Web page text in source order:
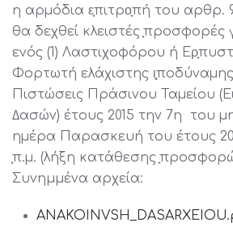
η αρµόδια ε̟πιτρο̟πή του αρθρ.
θα δεχθεί κλειστές ̟προσφορές
ενός (1) Λαστιχοφόρου ή
Φορτωτή ελάχιστης
Πιστώσεις Πράσινου Ταµείου
∆ασών) έτους 2015 την 7η του
ηµέρα Παρασκευή του έτους
̟π.µ. (λήξη κατάθεσης
Συνημμένα αρχεία: